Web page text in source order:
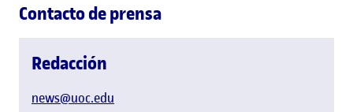
Contacto de prensa
Redacción
news@uoc.edu